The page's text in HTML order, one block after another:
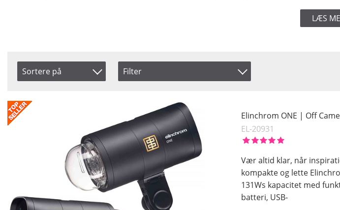
LÆS
Sortere på
Navn
Filter
Pris
Battery OCF
Saldo
På lager
Elinchrom ONE | Off
EL-20931
Vær altid klar, når
kompakte og lette
131Ws kapacitet med
batteri, USB-